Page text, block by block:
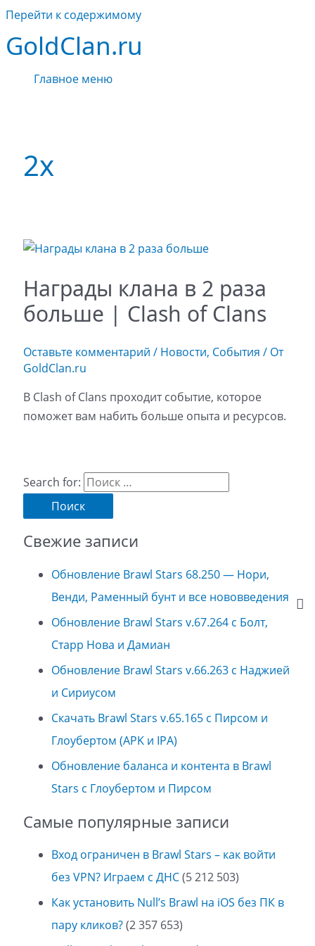
Перейти к содержимому
GoldClan.ru
Главное меню
2х
Награды клана в 2 раза
больше | Clash of Clans
Оставьте комментарий / Новости, События / От
GoldClan.ru
В Clash of Clans проходит событие, которое
поможет вам набить больше опыта и ресурсов.
Search for:
Свежие записи
Обновление Brawl Stars 68.250 — Нори,
Венди, Раменный бунт и все нововведения
Обновление Brawl Stars v.67.264 с Болт,
Старр Нова и Дамиан
Обновление Brawl Stars v.66.263 с Наджией
и Сириусом
Скачать Brawl Stars v.65.165 с Пирсом и
Глоубертом (APK и IPA)
Обновление баланса и контента в Brawl
Stars с Глоубертом и Пирсом
Самые популярные записи
Вход ограничен в Brawl Stars – как войти
без VPN? Играем с ДНС(5 212 503)
Как установить Null’s Brawl на iOS без ПК в
пару кликов?(2 357 653)